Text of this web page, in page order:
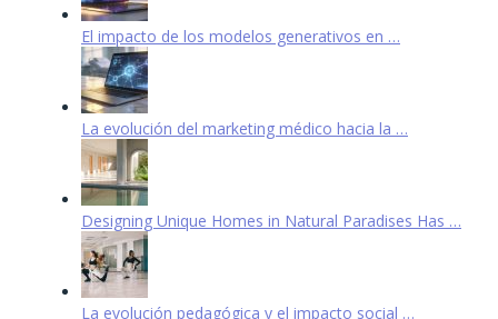
El impacto de los modelos generativos en …
La evolución del marketing médico hacia la …
Designing Unique Homes in Natural Paradises Has …
La evolución pedagógica y el impacto social …